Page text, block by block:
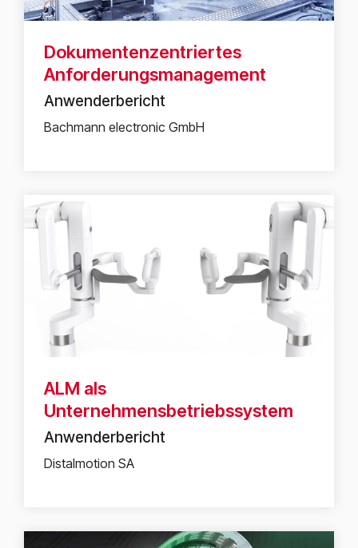
Dokumentenzentriertes
Anforderungsmanagement
Anwenderbericht
Bachmann electronic GmbH
ALM als
Unternehmensbetriebssystem
Anwenderbericht
Distalmotion SA